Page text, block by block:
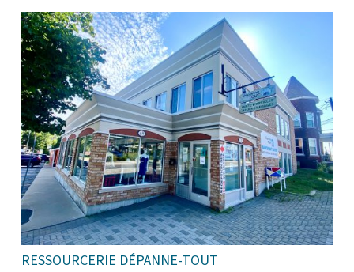
RESSOURCERIE DÉPANNE-TOUT